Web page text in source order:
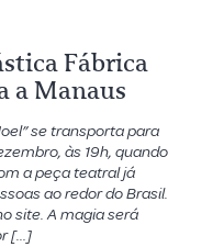
Fábrica
a Manaus
se transporta para
às 19h, quando
a peça teatral já
ao redor do Brasil.
site. A magia será
[…]